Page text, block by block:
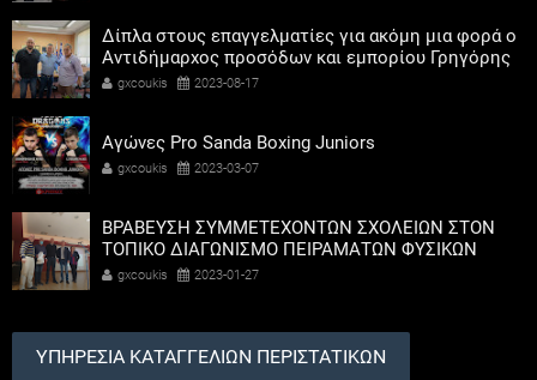
Δίπλα στους επαγγελματίες για ακόμη μια φορά ο
Αντιδήμαρχος προσόδων και εμπορίου Γρηγόρης
Καψοκόλης
gxcoukis 2023-08-17
Αγώνες Pro Sanda Boxing Juniors
gxcoukis 2023-03-07
ΒΡΑΒΕΥΣΗ ΣΥΜΜΕΤΕΧΟΝΤΩΝ ΣΧΟΛΕΙΩΝ ΣΤΟΝ
ΤΟΠΙΚΟ ΔΙΑΓΩΝΙΣΜΟ ΠΕΙΡΑΜΑΤΩΝ ΦΥΣΙΚΩΝ
ΕΠΙΣΤΗΜΩΝ
gxcoukis 2023-01-27
ΥΠΗΡΕΣΙΑ ΚΑΤΑΓΓΕΛΙΩΝ ΠΕΡΙΣΤΑΤΙΚΩΝ